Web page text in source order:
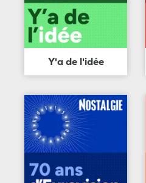
Y'a de l'idée